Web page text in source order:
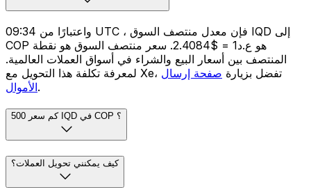
واعتبارًا من 09:34 UTC ، فإن معدل منتصف السوق IQD إلى
COP هو ع.د1 = $2.4084. سعر منتصف السوق هو نقطة
المنتصف بين أسعار البيع والشراء في أسواق العملات العالمية.
لمعرفة تكلفة هذا التحويل مع Xe، تفضل بزيارة صفحة إرسال
الأموال.
كم سعر 500 IQD في COP ؟
كيف يمكنني تحويل العملات؟